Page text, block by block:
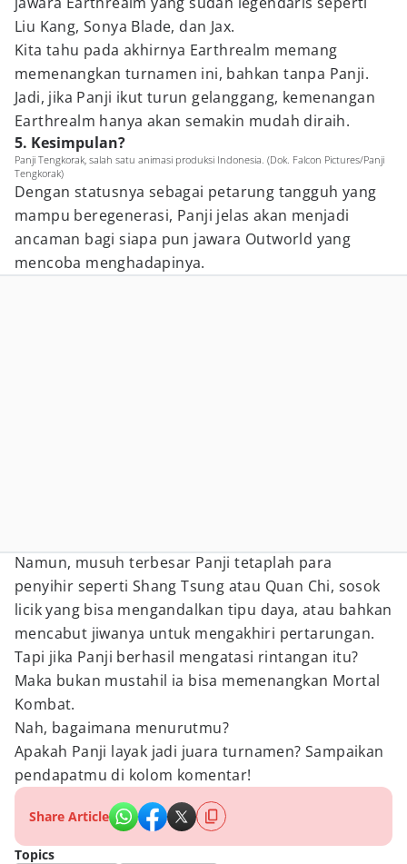
Liu Kang, Sonya Blade, dan Jax.
Kita tahu pada akhirnya Earthrealm memang
memenangkan turnamen ini, bahkan tanpa Panji.
Jadi, jika Panji ikut turun gelanggang, kemenangan
Earthrealm hanya akan semakin mudah diraih.
5. Kesimpulan?
Panji Tengkorak, salah satu animasi produksi Indonesia. (Dok. Falcon Pictures/Panji
Tengkorak)
Dengan statusnya sebagai petarung tangguh yang
mampu beregenerasi, Panji jelas akan menjadi
ancaman bagi siapa pun jawara Outworld yang
mencoba menghadapinya.
Namun, musuh terbesar Panji tetaplah para
penyihir seperti Shang Tsung atau Quan Chi, sosok
licik yang bisa mengandalkan tipu daya, atau bahkan
mencabut jiwanya untuk mengakhiri pertarungan.
Tapi jika Panji berhasil mengatasi rintangan itu?
Maka bukan mustahil ia bisa memenangkan Mortal
Kombat.
Nah, bagaimana menurutmu?
Apakah Panji layak jadi juara turnamen? Sampaikan
pendapatmu di kolom komentar!
Share Article
Topics